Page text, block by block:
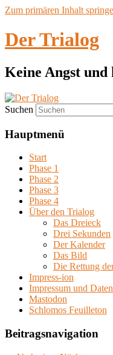
Zum primären Inhalt
Der Trialog
Keine Angst und
Suchen
Hauptmenü
Start
Phase 1
Phase 2
Phase 3
Phase 4
Über den Trialog
Das Dreieck
Drei Sekunden
Der Kalender
Das Bild
Die Rettung
Impress-ion
Impressum und
Mastodon
Schlomos Feuilleton
Beitragsnavigation